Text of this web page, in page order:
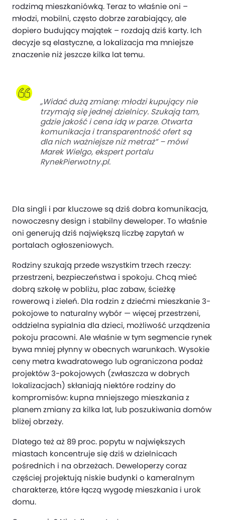
rodzimą mieszkaniówką. Teraz to właśnie oni –
młodzi, mobilni, często dobrze zarabiający, ale
dopiero budujący majątek – rozdają dziś karty. Ich
decyzje są elastyczne, a lokalizacja ma mniejsze
znaczenie niż jeszcze kilka lat temu.
„Widać dużą zmianę: młodzi kupujący nie
trzymają się jednej dzielnicy. Szukają tam,
gdzie jakość i cena idą w parze. Otwarta
komunikacja i transparentność ofert są
dla nich ważniejsze niż metraż” – mówi
Marek Wielgo, ekspert portalu
RynekPierwotny.pl.
Dla singli i par kluczowe są dziś dobra komunikacja,
nowoczesny design i stabilny deweloper. To właśnie
oni generują dziś największą liczbę zapytań w
portalach ogłoszeniowych.
Rodziny szukają przede wszystkim trzech rzeczy:
przestrzeni, bezpieczeństwa i spokoju. Chcą mieć
dobrą szkołę w pobliżu, plac zabaw, ścieżkę
rowerową i zieleń. Dla rodzin z dziećmi mieszkanie 3-
pokojowe to naturalny wybór — więcej przestrzeni,
oddzielna sypialnia dla dzieci, możliwość urządzenia
pokoju pracowni. Ale właśnie w tym segmencie rynek
bywa mniej płynny w obecnych warunkach. Wysokie
ceny metra kwadratowego lub ograniczona podaż
projektów 3-pokojowych (zwłaszcza w dobrych
lokalizacjach) skłaniają niektóre rodziny do
kompromisów: kupna mniejszego mieszkania z
planem zmiany za kilka lat, lub poszukiwania domów
bliżej obrzeży.
Dlatego też aż 89 proc. popytu w największych
miastach koncentruje się dziś w dzielnicach
pośrednich i na obrzeżach. Deweloperzy coraz
częściej projektują niskie budynki o kameralnym
charakterze, które łączą wygodę mieszkania i urok
domu.